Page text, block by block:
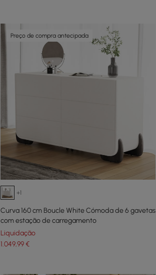
Preço de compra antecipada
+1
Curva 160 cm Boucle White Cómoda de 6 gavetas
com estação de carregamento
Liquidação
1.049,99€